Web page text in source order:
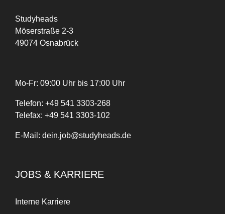
Studyheads
Möserstraße 2-3
49074 Osnabrück
Mo-Fr: 09:00 Uhr bis 17:00 Uhr
Telefon: +49 541 3303-268
Telefax: +49 541 3303-102
E-Mail: dein.job@studyheads.de
JOBS & KARRIERE
Interne Karriere